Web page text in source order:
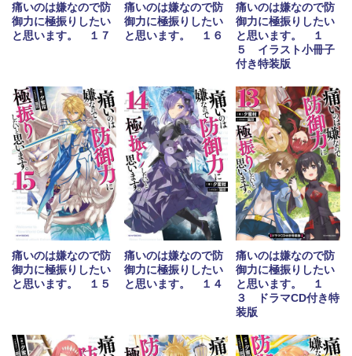
痛いのは嫌なので防
御力に極振りしたい
と思います。 １７
痛いのは嫌なので防
御力に極振りしたい
と思います。 １６
痛いのは嫌なので防
御力に極振りしたい
と思います。 １
５ イラスト小冊子
付き特装版
痛いのは嫌なので防
御力に極振りしたい
と思います。 １５
痛いのは嫌なので防
御力に極振りしたい
と思います。 １４
痛いのは嫌なので防
御力に極振りしたい
と思います。 １
３ ドラマCD付き特
装版